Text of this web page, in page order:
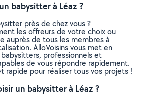
babysitter à Léaz ?
près de chez vous ?
les offreurs de votre choix ou
auprès de tous les membres à
AlloVoisins vous met en
professionnels et
de vous répondre rapidement.
rapide pour réaliser tous vos projets !
un babysitter à Léaz ?